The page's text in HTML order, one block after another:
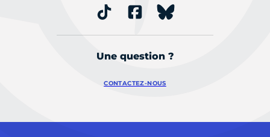
Une question ?
CONTACTEZ-NOUS